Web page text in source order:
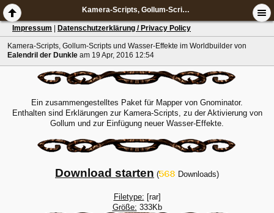
Kamera-Scripts, Gollum-Scripts und Wasser-Effekte im Worldbuilder
Impressum Datenschutzerklärung / Privacy Policy
Kamera-Scripts, Gollum-Scripts und Wasser-Effekte im Worldbuilder von
Ealendril der Dunkle am 19 Apr, 2016 12:54
Ein zusammengestelltes Paket für Mapper von Gnominator.
Enthalten sind Erklärungen zur Kamera-Scripts, zu der Aktivierung von
Gollum und zur Einfügung neuer Wasser-Effekte.
Download starten ( Downloads)
Filetype: [rar]
Größe: 333Kb